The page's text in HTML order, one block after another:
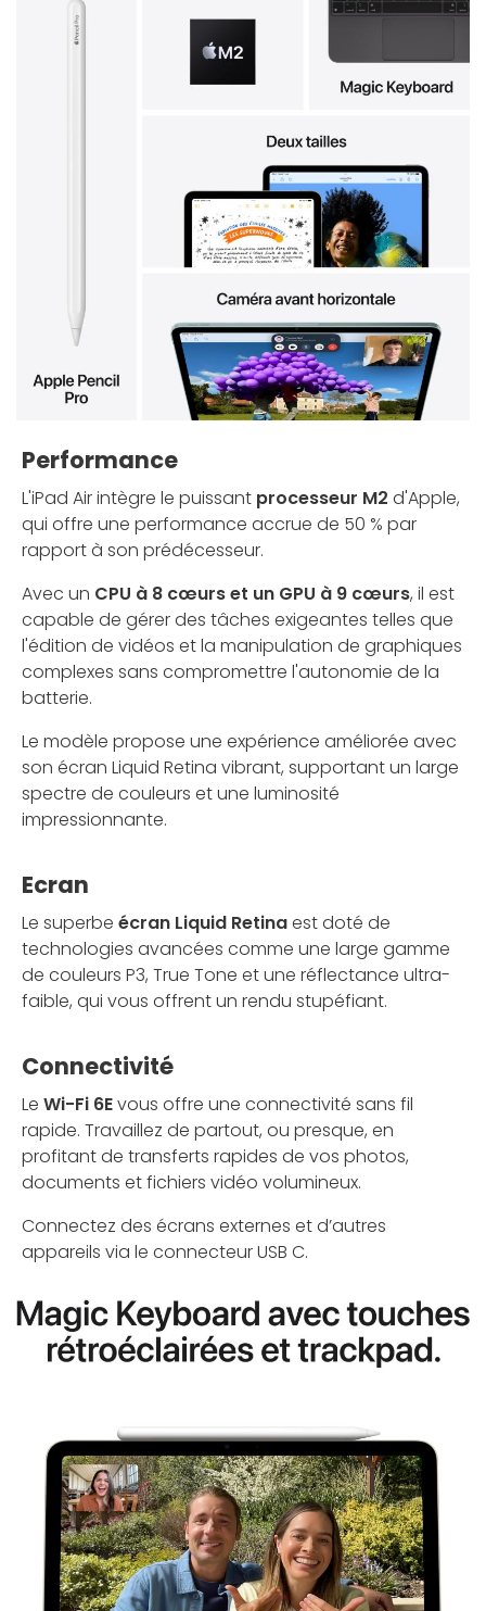
Performance
L'iPad Air intègre le puissant processeur M2 d'Apple,
qui offre une performance accrue de 50 % par
rapport à son prédécesseur.
Avec un CPU à 8 cœurs et un GPU à 9 cœurs, il est
capable de gérer des tâches exigeantes telles que
l'édition de vidéos et la manipulation de graphiques
complexes sans compromettre l'autonomie de la
batterie.
Le modèle propose une expérience améliorée avec
son écran Liquid Retina vibrant, supportant un large
spectre de couleurs et une luminosité
impressionnante.
Ecran
Le superbe écran Liquid Retinaest doté de
technologies avancées comme une large gamme
de couleurs P3, True Tone et une réflectance ultra-
faible, qui vous offrent un rendu stupéfiant.
Connectivité
Le Wi-Fi 6Evous offre une connectivité sans fil
rapide. Travaillez de partout, ou presque, en
profitant de transferts rapides de vos photos,
documents et fichiers vidéo volumineux.
Connectez des écrans externes et d’autres
appareils via le connecteur USB C.